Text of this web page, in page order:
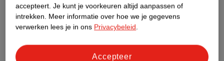
Over Kruidvat
accepteert. Je kunt je voorkeuren altijd aanpassen of
intrekken. Meer informatie over hoe we je gegevens
verwerken lees je in ons Privacybeleid.
Accepteer